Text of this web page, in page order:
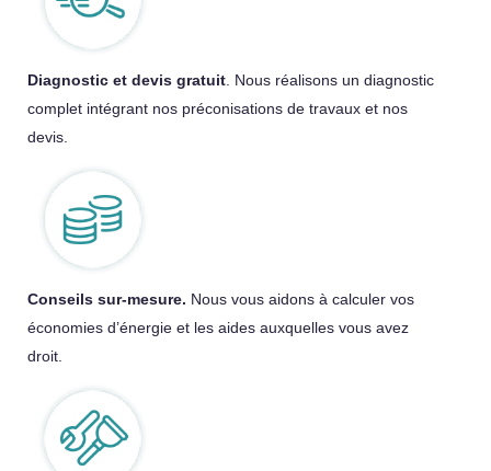
Diagnostic et devis gratuit. Nous réalisons un diagnostic
complet intégrant nos préconisations de travaux et nos
devis.
Conseils sur-mesure. Nous vous aidons à calculer vos
économies d’énergie et les aides auxquelles vous avez
droit.